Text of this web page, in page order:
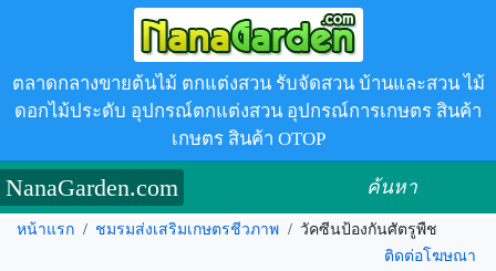
ตลาดกลางขายต้นไม้ ตกแต่งสวน รับจัดสวน บ้านและสวน ไม้
ดอกไม้ประดับ อุปกรณ์ตกแต่งสวน อุปกรณ์การเกษตร สินค้า
เกษตร สินค้า OTOP
NanaGarden.com ค้นหา
หน้าแรก / ชมรมส่งเสริมเกษตรชีวภาพ / วัคซีนป้องกันศัตรูพืช
ติดต่อโฆษณา